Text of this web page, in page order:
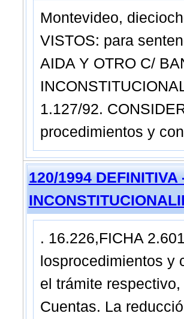
Montevideo,
VISTOS: para
AIDA Y OTRO C/
1.127/92.
procedimientos y
120/1994
. 16.226,FICHA
losprocedimientos y
el trámite
Cuentas. La